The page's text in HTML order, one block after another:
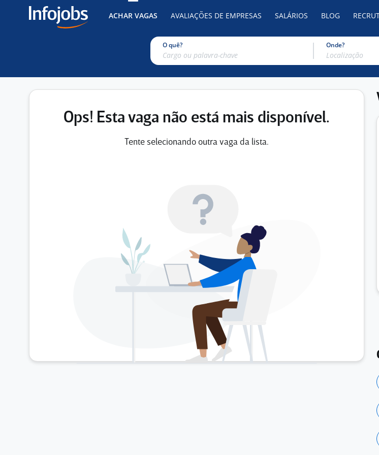
ACHAR VAGAS AVALIAÇÕES DE EMPRESAS SALÁRIOS BLOG
O quê? Onde?
Ops! Esta vaga não está mais disponível.
Tente selecionando outra vaga da lista.